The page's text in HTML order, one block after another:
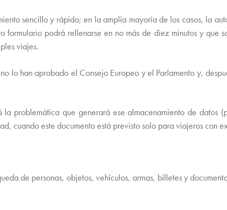
sencillo y rápido; en la amplia mayoría de los casos, la
formulario podrá rellenarse en no más de diez minutos y que
viajes.
lo han aprobado el Consejo Europeo y el Parlamento y,
la problemática que generará ese almacenamiento de datos
cuando este documento está previsto solo para viajeros con
de personas, objetos, vehículos, armas, billetes y